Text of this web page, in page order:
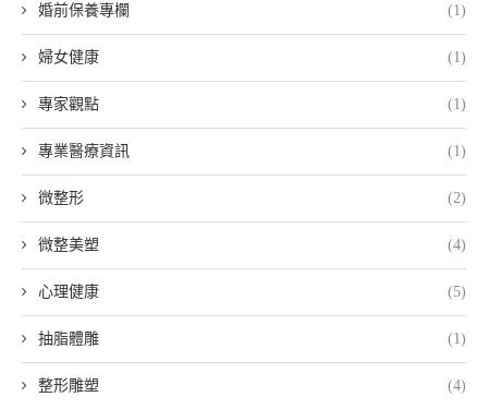
婚前保養專欄 (1)
婦女健康 (1)
專家觀點 (1)
專業醫療資訊 (1)
微整形 (2)
微整美塑 (4)
心理健康 (5)
抽脂體雕 (1)
整形雕塑 (4)